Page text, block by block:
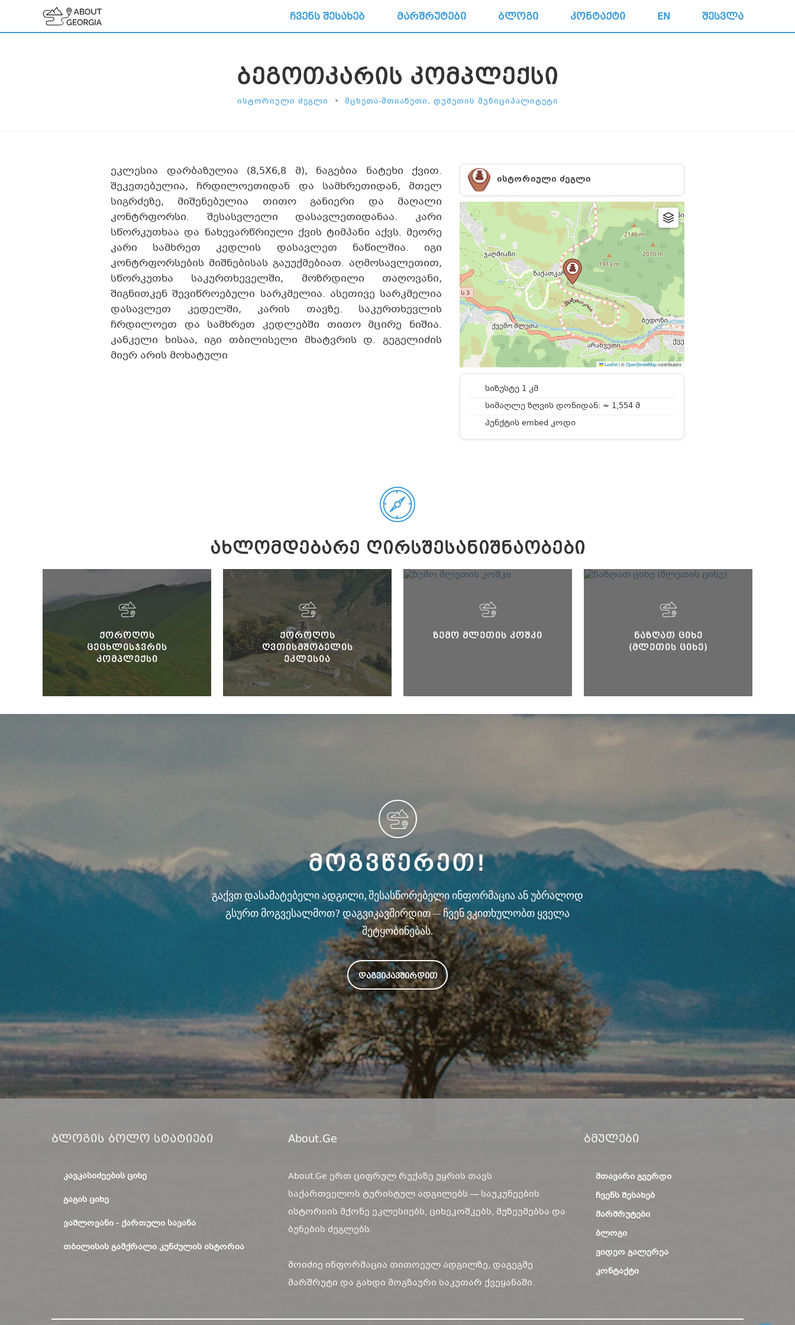
ᲩᲕᲔᲜᲡ ᲨᲔᲡᲐᲮᲔᲑ ᲛᲐᲠᲨᲠᲣᲢᲔᲑᲘ ᲑᲚᲝᲒᲘ ᲙᲝᲜᲢᲐᲥᲢᲘ EN ᲨᲔᲡᲕᲚᲐ
ᲑᲔᲒᲝᲗᲙᲐᲠᲘᲡ ᲙᲝᲛᲞᲚᲔᲥᲡᲘ
ᲘᲡᲢᲝᲠᲘᲣᲚᲘ ᲫᲔᲒᲚᲘ • ᲛᲪᲮᲔᲗᲐ-ᲛᲗᲘᲐᲜᲔᲗᲘ, ᲓᲣᲨᲔᲗᲘᲡ ᲛᲣᲜᲘᲪᲘᲞᲐᲚᲘᲢᲔᲢᲘ
ᲘᲡᲢᲝᲠᲘᲣᲚᲘ ᲫᲔᲒᲚᲘ
Leaflet|©OpenStreetMapcontributors
სიზუსტე 1 კმ
სიმაღლე ზღვის დონიდან: ≈ 1,554 მ
პუნქტის embed კოდი
ეკლესია დარბაზულია (8,5X6,8 მ), ნაგებია ნატეხი ქვით.
შეკეთებულია, ჩრდილოეთიდან და სამხრეთიდან, მთელ
სიგრძეზე, მიშენებულია თითო განიერი და მაღალი
კონტრფორსი. შესასვლელი დასავლეთიდანაა. კარი
სწორკუთხაა და ნახევარწრიული ქვის ტიმპანი აქვს. მეორე
კარი სამხრეთ კედლის დასავლეთ ნაწილშია. იგი
კონტრფორსების მიშნებისას გაუუქმებიათ. აღმოსავლეთით,
სწორკუთხა საკურთხეველში, მოზრდილი თაღოვანი,
შიგნითკენ შევიწროებული სარკმელია. ასეთივე სარკმელია
დასავლეთ კედელში, კარის თავზე. საკურთხევლის
ჩრდილოეთ და სამხრეთ კედლებში თითო მცირე ნიშია.
კანკელი ხისაა, იგი თბილისელი მხატვრის დ. გეგელიძის
მიერ არის მოხატული
ᲐᲮᲚᲝᲛᲓᲔᲑᲐᲠᲔ ᲦᲘᲠᲡᲨᲔᲡᲐᲜᲘᲨᲜᲐᲝᲑᲔᲑᲘ
ᲥᲝᲠᲝᲦᲝᲡ
ᲪᲔᲪᲮᲚᲘᲡᲯᲕᲠᲘᲡ
ᲙᲝᲛᲞᲚᲔᲥᲡᲘ
ᲥᲝᲠᲝᲦᲝᲡ
ᲦᲕᲗᲘᲡᲛᲨᲝᲑᲔᲚᲘᲡ
ᲔᲙᲚᲔᲡᲘᲐ
ᲖᲔᲛᲝ ᲛᲚᲔᲗᲘᲡ ᲙᲝᲨᲙᲘ
ᲜᲐᲖᲦᲐᲗ ᲪᲘᲮᲔ
(ᲛᲚᲔᲗᲘᲡ ᲪᲘᲮᲔ)
ᲛᲝᲒᲕᲬᲔᲠᲔᲗ!
გაქვთ დასამატებელი ადგილი, შესასწორებელი ინფორმაცია ან უბრალოდ
გსურთ მოგვესალმოთ? დაგვიკავშირდით — ჩვენ ვკითხულობთ ყველა
შეტყობინებას.
ᲓᲐᲒᲕᲘᲙᲐᲕᲨᲘᲠᲓᲘᲗ
Ბლოგის Ბოლო Სტატიები
ᲙᲐᲕᲙᲐᲡᲘᲫᲔᲔᲑᲘᲡ ᲪᲘᲮᲔ
ᲒᲐᲒᲘᲡ ᲪᲘᲮᲔ
ᲕᲐᲨᲚᲝᲕᲐᲜᲘ - ᲥᲐᲠᲗᲣᲚᲘ ᲡᲐᲕᲐᲜᲐ
ᲗᲑᲘᲚᲘᲡᲘᲡ ᲒᲐᲛᲥᲠᲐᲚᲘ ᲙᲣᲜᲫᲣᲚᲘᲡ ᲘᲡᲢᲝᲠᲘᲐ
About.ge
About.Ge ერთ ციფრულ რუქაზე უყრის თავს
საქართველოს ტურისტულ ადგილებს — საუკუნეების
ისტორიის მქონე ეკლესიებს, ციხეკოშკებს, მუზეუმებსა და
ბუნების ძეგლებს.
მოიძიე ინფორმაცია თითოეულ ადგილზე, დაგეგმე
მარშრუტი და გახდი მოგზაური საკუთარ ქვეყანაში.
Ბმულები
ᲛᲗᲐᲕᲐᲠᲘ ᲒᲕᲔᲠᲓᲘ
ᲩᲕᲔᲜᲡ ᲨᲔᲡᲐᲮᲔᲑ
ᲛᲐᲠᲨᲠᲣᲢᲔᲑᲘ
ᲑᲚᲝᲒᲘ
ᲕᲘᲓᲔᲝ ᲒᲐᲚᲔᲠᲔᲐ
ᲙᲝᲜᲢᲐᲥᲢᲘ